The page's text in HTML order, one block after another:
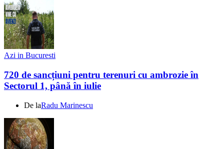
Azi in Bucuresti
720 de sancțiuni pentru terenuri cu ambrozie în
Sectorul 1, până în iulie
De laRadu Marinescu